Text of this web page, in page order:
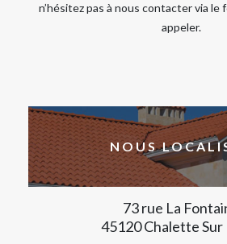
n’hésitez pas à nous contacter via le
appeler.
NOUS
73 rue La
45120 Chalette Sur